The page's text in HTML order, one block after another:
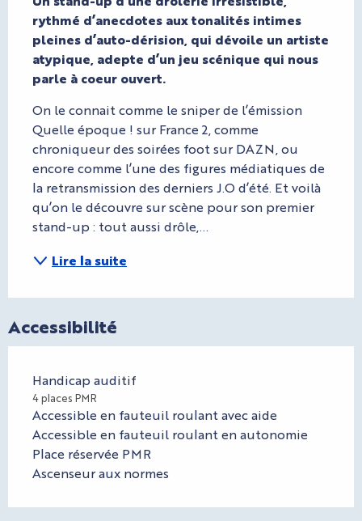
rythmé d’anecdotes aux tonalités intimes
pleines d’auto-dérision, qui dévoile un artiste
atypique, adepte d’un jeu scénique qui nous
parle à coeur ouvert.
On le connait comme le sniper de l’émission
Quelle époque ! sur France 2, comme
chroniqueur des soirées foot sur DAZN, ou
encore comme l’une des figures médiatiques de
la retransmission des derniers J.O d’été. Et voilà
qu’on le découvre sur scène pour son premier
stand-up : tout aussi drôle,...
Lire la suite
Accessibilité
Handicap auditif
4 places PMR
Accessible en fauteuil roulant avec aide
Accessible en fauteuil roulant en autonomie
Place réservée PMR
Ascenseur aux normes